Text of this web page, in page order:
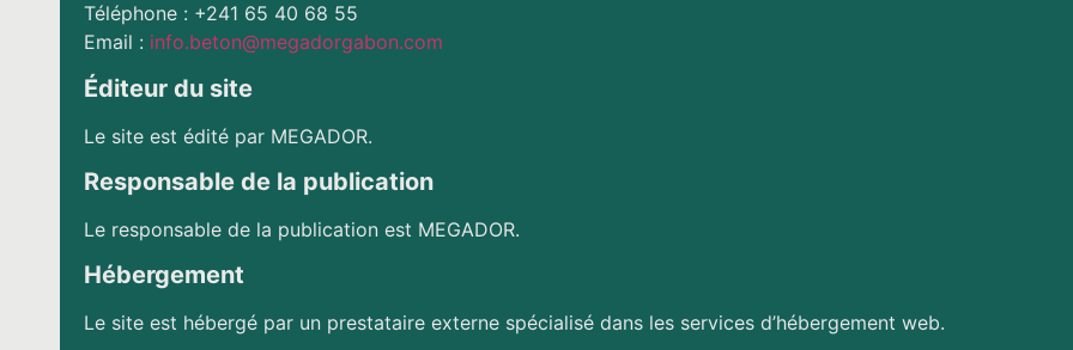
Téléphone : +241 65 40 68 55
Email : info.beton@megadorgabon.com
Éditeur du site
Le site est édité par MEGADOR.
Responsable de la publication
Le responsable de la publication est MEGADOR.
Hébergement
Le site est hébergé par un prestataire externe spécialisé dans les services d’hébergement web.